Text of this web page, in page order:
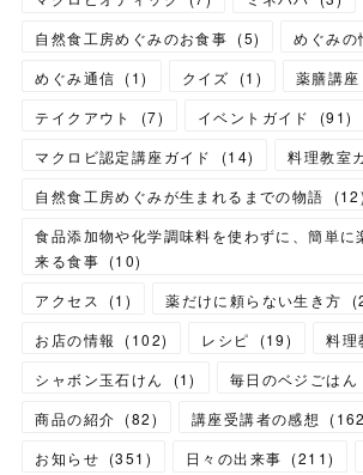
自然食工房めぐみのお食事 (5) めぐみの
めぐみ通信 (1) クイズ (1 ) 薬膳講座
テイクアウト
(7) イベントガイド (91)
マクロビ認定講座ガイド
(14) 料理教室
自然食工房めぐみが生まれるまでの物語
(12)
食品添加物や化学調味料を使わずに、簡単に
来る食事 (10)
アクセス
(1 ) 薬だけに頼らない生き方 (
お店の情報
(102) レシピ (19) 料理
シャボン玉石けん
(1) 毎日のベジごはん
商品の紹介 (82) 講座受講者の感想 (162
お知らせ (351 ) 日々の出来事 (211)